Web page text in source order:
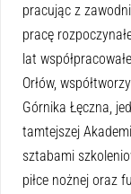
pracując z
pracę
lat
Orłów,
Górnika Łęczna,
tamtejszej
sztabami
piłce nożnej oraz